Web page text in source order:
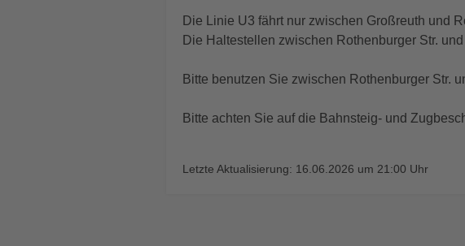
Die Linie U3 fährt nur zwischen Großreuth und
Die Haltestellen zwischen Rothenburger Str.
Bitte benutzen Sie zwischen Rothenburger Str.
Bitte achten Sie auf die Bahnsteig- und
Letzte Aktualisierung: 16.06.2026 um 21:00 Uhr